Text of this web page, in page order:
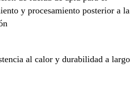
y procesamiento posterior a la
al calor y durabilidad a largo